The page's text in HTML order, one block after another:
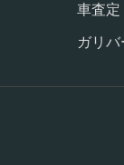
車査定
ガリ